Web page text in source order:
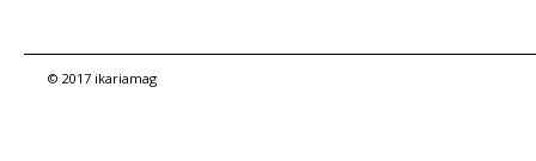
© 2017 ikariamag